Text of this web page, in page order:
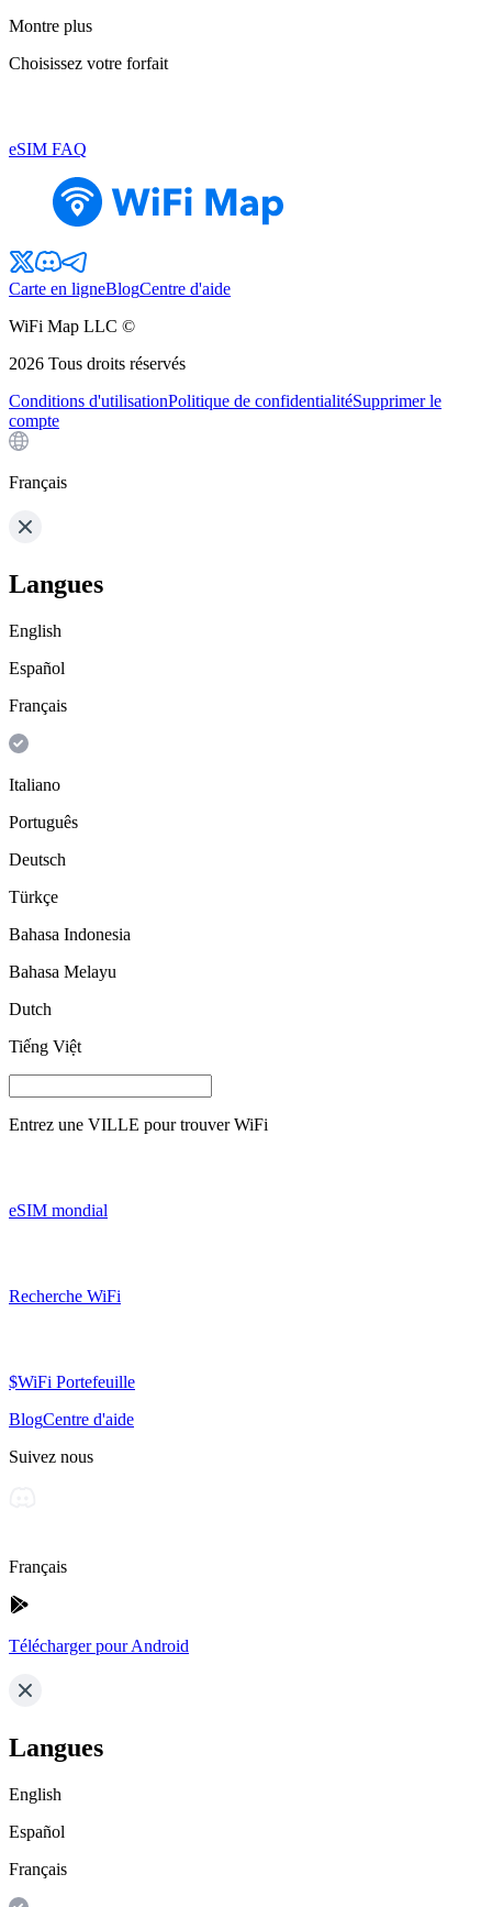
Montre plus
Choisissez votre forfait
eSIM FAQ
Carte en ligneBlogCentre d'aide
WiFi Map LLC ©
2026 Tous droits réservés
Conditions d'utilisationPolitique de confidentialitéSupprimer le
compte
Français
Langues
English
Español
Français
Italiano
Português
Deutsch
Türkçe
Bahasa Indonesia
Bahasa Melayu
Dutch
Tiếng Việt
Entrez une VILLE pour trouver WiFi
eSIM mondial
Recherche WiFi
$WiFi Portefeuille
BlogCentre d'aide
Suivez nous
Français
Télécharger pour Android
Langues
English
Español
Français